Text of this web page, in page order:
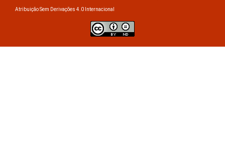
Atribuição Sem Derivações 4.0 Internacional